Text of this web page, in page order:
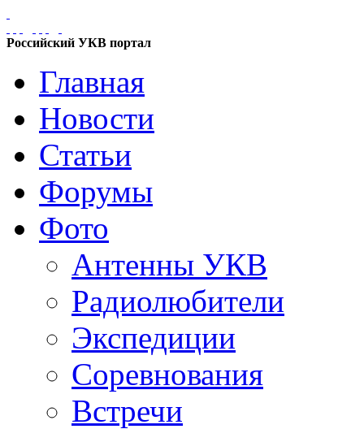
Российский УКВ портал
Главная
Новости
Статьи
Форумы
Фото
Антенны УКВ
Радиолюбители
Экспедиции
Соревнования
Встречи